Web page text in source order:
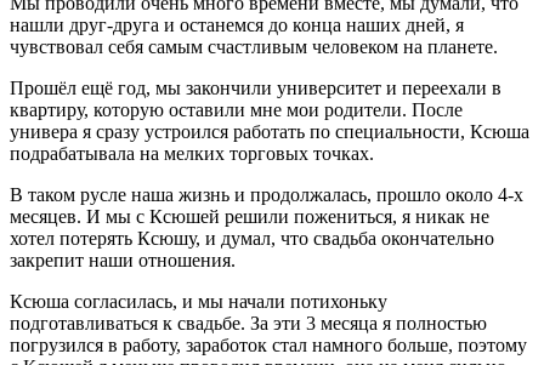
нашли друг-друга и останемся до конца наших дней, я
чувствовал себя самым счастливым человеком на планете.
Прошёл ещё год, мы закончили университет и переехали в
квартиру, которую оставили мне мои родители. После
универа я сразу устроился работать по специальности, Ксюша
подрабатывала на мелких торговых точках.
В таком русле наша жизнь и продолжалась, прошло около 4-х
месяцев. И мы с Ксюшей решили пожениться, я никак не
хотел потерять Ксюшу, и думал, что свадьба окончательно
закрепит наши отношения.
Ксюша согласилась, и мы начали потихоньку
подготавливаться к свадьбе. За эти 3 месяца я полностью
погрузился в работу, заработок стал намного больше, поэтому